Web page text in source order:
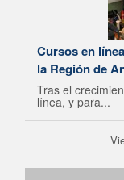
Cursos en
la Región de
Tras el
línea, y para...